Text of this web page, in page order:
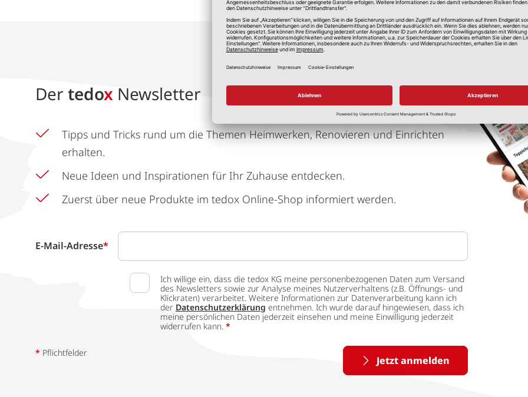
Der tedox Newsletter
Tipps und Tricks rund um die Themen Heimwerken, Renovieren und Einrichten
erhalten.
Neue Ideen und Inspirationen für Ihr Zuhause entdecken.
Zuerst über neue Produkte im tedox Online-Shop informiert werden.
E-Mail-Adresse*
Ich willige ein, dass die tedox KG meine personenbezogenen Daten zum Versand
des Newsletters sowie zur Analyse meines Nutzerverhaltens (z.B. Öffnungs- und
Klickraten) verarbeitet. Weitere Informationen zur Datenverarbeitung kann ich
der Datenschutzerklärung entnehmen. Ich wurde darauf hingewiesen, dass ich
meine persönlichen Daten jederzeit einsehen und meine Einwilligung jederzeit
widerrufen kann. *
Jetzt anmelden
* Pflichtfelder